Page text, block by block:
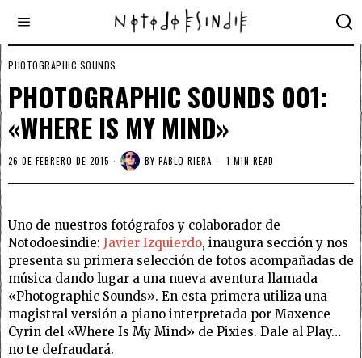
PHOTOGRAPHIC SOUNDS
PHOTOGRAPHIC SOUNDS 001:
«WHERE IS MY MIND»
26 DE FEBRERO DE 2015 BY PABLO RIERA 1 MIN READ
Uno de nuestros fotógrafos y colaborador de
Notodoesindie: Javier Izquierdo, inaugura sección y nos
presenta su primera selección de fotos acompañadas de
música dando lugar a una nueva aventura llamada
«Photographic Sounds». En esta primera utiliza una
magistral versión a piano interpretada por Maxence
Cyrin del «Where Is My Mind» de Pixies. Dale al Play…
no te defraudará.